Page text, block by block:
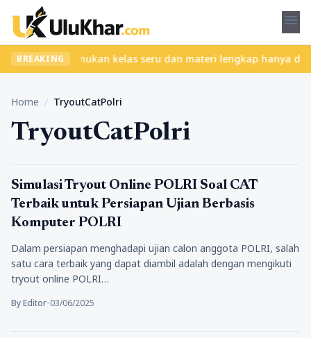
menu
BREAKING
ribet? Temukan kelas seru dan materi lengkap hanya di
Home / TryoutCatPolri
TryoutCatPolri
Pendidikan
Simulasi Tryout Online POLRI Soal CAT
Terbaik untuk Persiapan Ujian Berbasis
Komputer POLRI
Dalam persiapan menghadapi ujian calon anggota POLRI, salah
satu cara terbaik yang dapat diambil adalah dengan mengikuti
tryout online POLRI…
By Editor•03/06/2025